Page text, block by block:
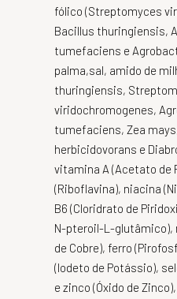
fólico (Streptomyces
Bacillus thuringiensis,
tumefaciens e
palma,sal, amido de
thuringiensis,
viridochromogenes,
tumefaciens, Zea
herbicidovorans e
vitamina A (Acetato de
(Riboflavina), niacina
B6 (Cloridrato de
N-pteroil-L-glutâmico),
de Cobre), ferro
(Iodeto de Potássio),
e zinco (Óxido de